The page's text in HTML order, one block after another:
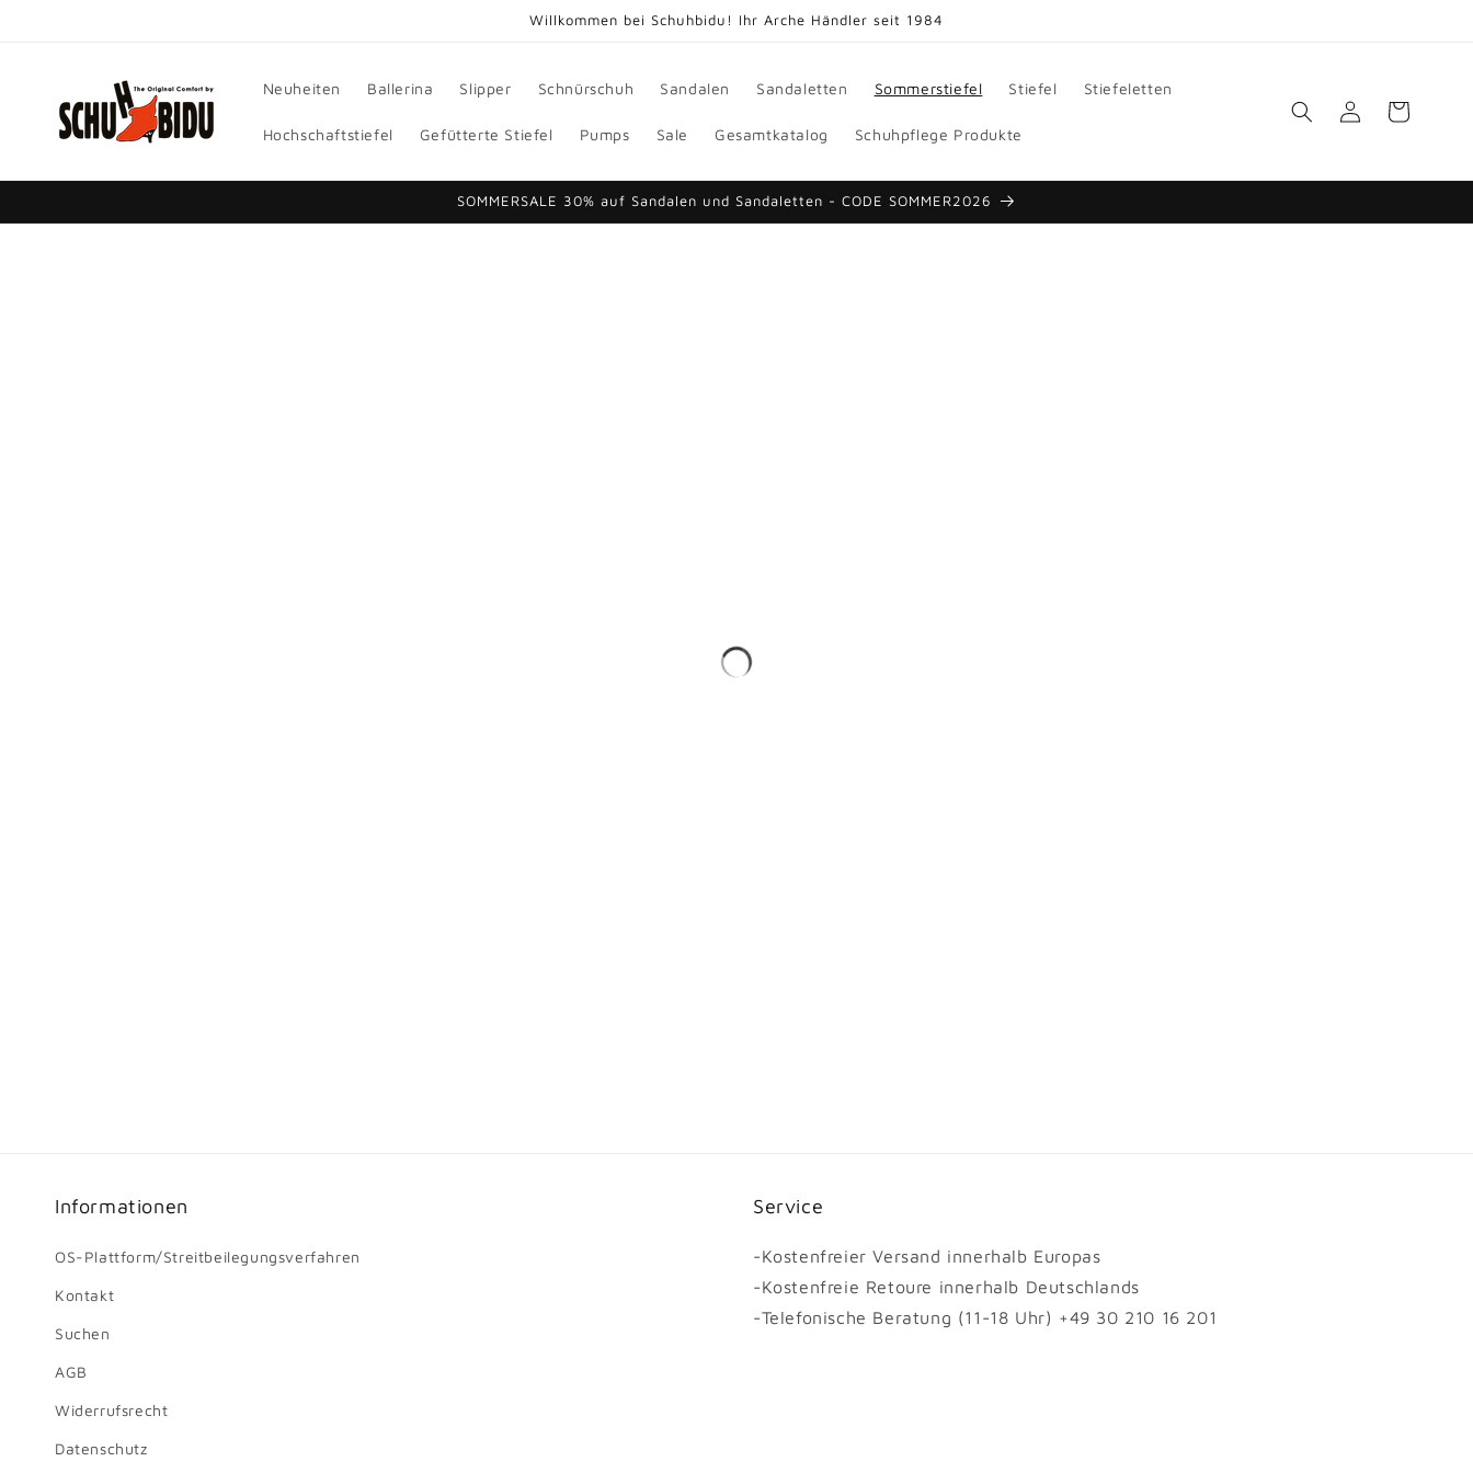
Willkommen bei Schuhbidu! Ihr Arche Händler seit 1984
Neuheiten Ballerina Slipper Schnürschuh Sandalen Sandaletten Sommerstiefel Stiefel Stiefeletten
Hochschaftstiefel Gefütterte Stiefel Pumps Sale Gesamtkatalog Schuhpflege Produkte
EinloggenWarenkorb
SOMMERSALE 30% auf Sandalen und Sandaletten - CODE SOMMER2026
Informationen
OS-Plattform/Streitbeilegungsverfahren
Kontakt
Suchen
AGB
Widerrufsrecht
Datenschutz
Service
-Kostenfreier Versand innerhalb Europas
-Kostenfreie Retoure innerhalb Deutschlands
-Telefonische Beratung (11-18 Uhr) +49 30 210 16 201